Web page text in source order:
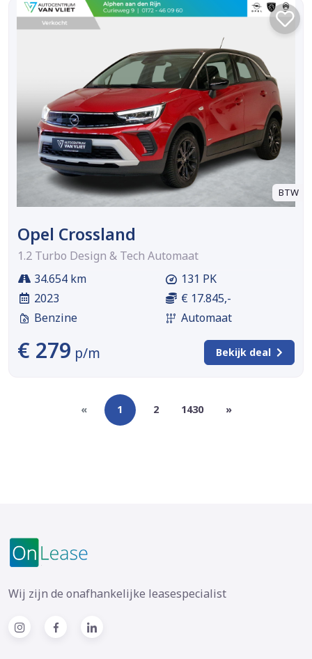
BTW
Opel Crossland
1.2 Turbo Design & Tech Automaat
34.654 km
2023
Benzine
131 PK
€ 17.845,-
Automaat
€ 279 p/m Bekijk deal
« 1 2 1430 »
Wij zijn de onafhankelijke leasespecialist